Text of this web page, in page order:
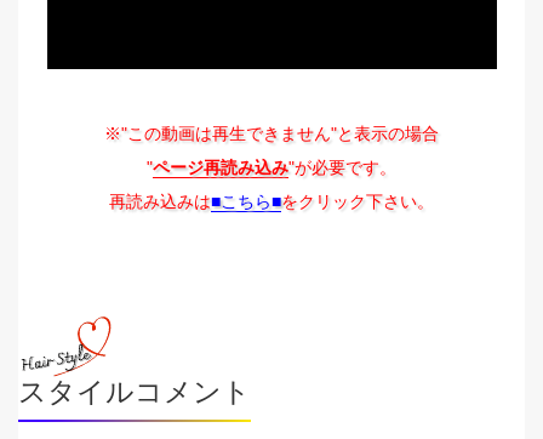
※"この動画は再生できません"と表示の場合
"ページ再読み込み"が必要です。
再読み込みは■こちら■をクリック下さい。
スタイルコメント